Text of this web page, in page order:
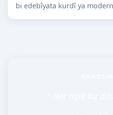
bi edebîyata kurdî ya